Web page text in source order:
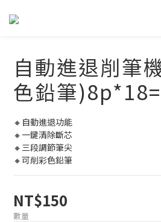
自動進退削筆
色鉛筆
🔸自動進退功能
🔸一鍵清除斷芯
🔸三段調節筆尖
🔸可削彩色鉛筆
NT$150
數量